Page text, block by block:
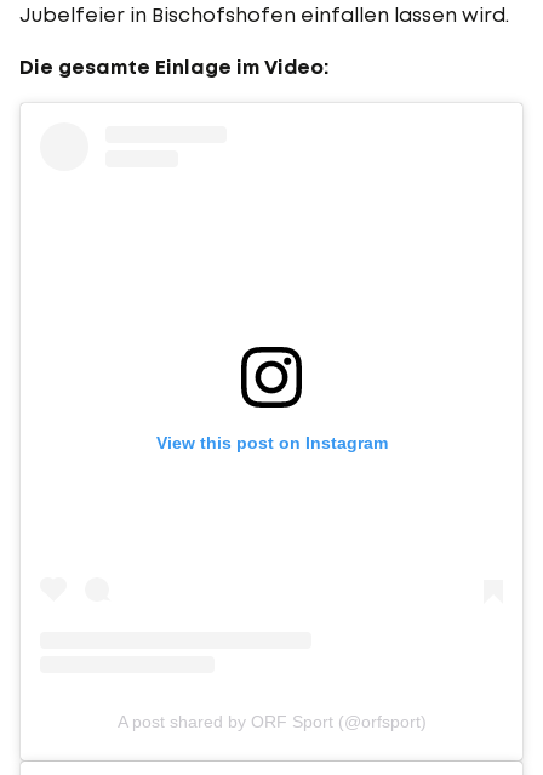
Jubelfeier in Bischofshofen einfallen lassen wird.
Die gesamte Einlage im Video:
View this post on Instagram
A post shared by ORF Sport (@orfsport)